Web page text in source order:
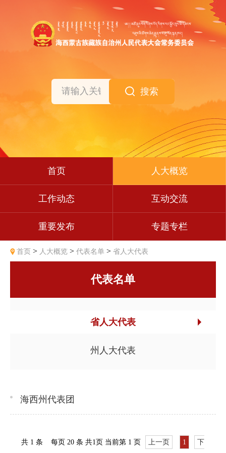
搜索
首页 人大概览
工作动态 互动交流
重要发布 专题专栏
首页 > 人大概览 > 代表名单 > 省人大代表
代表名单
省人大代表
州人大代表
海西州代表团
共 1条每页 20 条 共1页 当前第 1 页 上一页 1 下